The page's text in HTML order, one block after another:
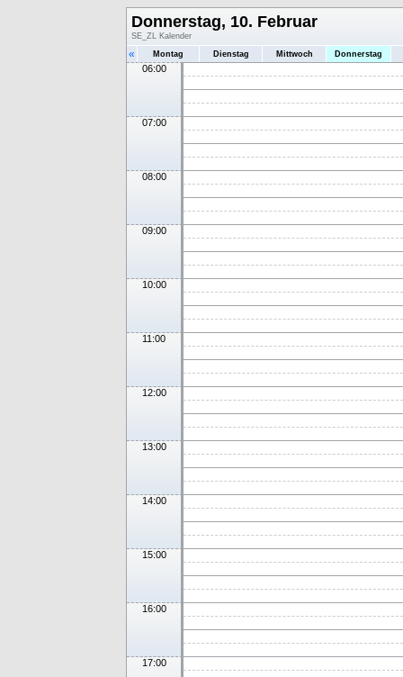
Donnerstag, 10. Februar
SE_ZL Kalender
« Montag Dienstag Mittwoch Donnerstag
06:00
07:00
08:00
09:00
10:00
11:00
12:00
13:00
14:00
15:00
16:00
17:00